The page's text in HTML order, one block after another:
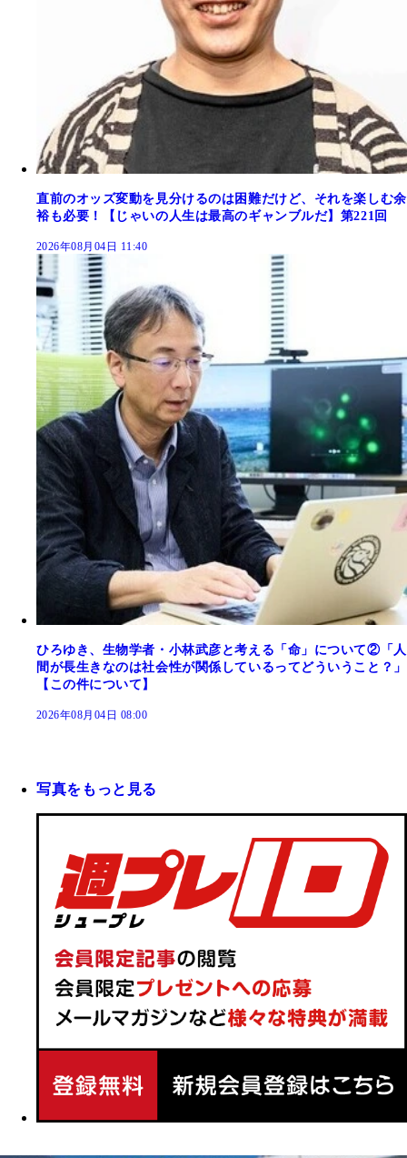
直前のオッズ変動を見分けるのは困難だけど、それを楽しむ余
裕も必要！【じゃいの人生は最高のギャンブルだ】第221回
2026年08月04日 11:40
ひろゆき、生物学者・小林武彦と考える「命」について②「人
間が長生きなのは社会性が関係しているってどういうこと？」
【この件について】
2026年08月04日 08:00
写真をもっと見る